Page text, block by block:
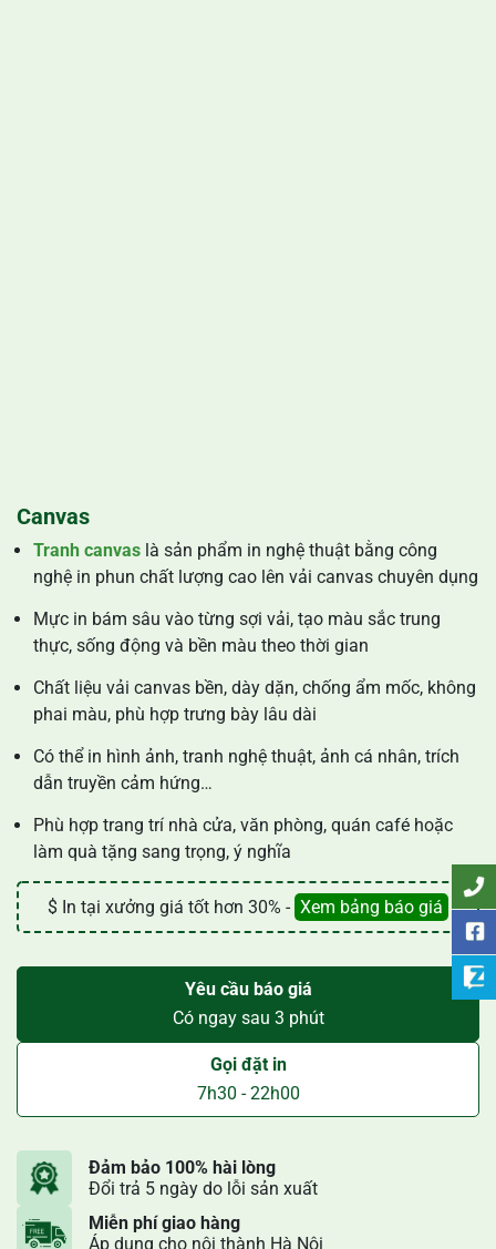
Canvas
Tranh canvas là sản phẩm in nghệ thuật bằng công
nghệ in phun chất lượng cao lên vải canvas chuyên dụng
Mực in bám sâu vào từng sợi vải, tạo màu sắc trung
thực, sống động và bền màu theo thời gian
Chất liệu vải canvas bền, dày dặn, chống ẩm mốc, không
phai màu, phù hợp trưng bày lâu dài
Có thể in hình ảnh, tranh nghệ thuật, ảnh cá nhân, trích
dẫn truyền cảm hứng…
Phù hợp trang trí nhà cửa, văn phòng, quán café hoặc
làm quà tặng sang trọng, ý nghĩa
$ In tại xưởng giá tốt hơn 30% - Xem bảng báo giá
Yêu cầu báo giá
Có ngay sau 3 phút
Gọi đặt in
7h30 - 22h00
Đảm bảo 100% hài lòng
Đổi trả 5 ngày do lỗi sản xuất
Miễn phí giao hàng
Áp dụng cho nội thành Hà Nội